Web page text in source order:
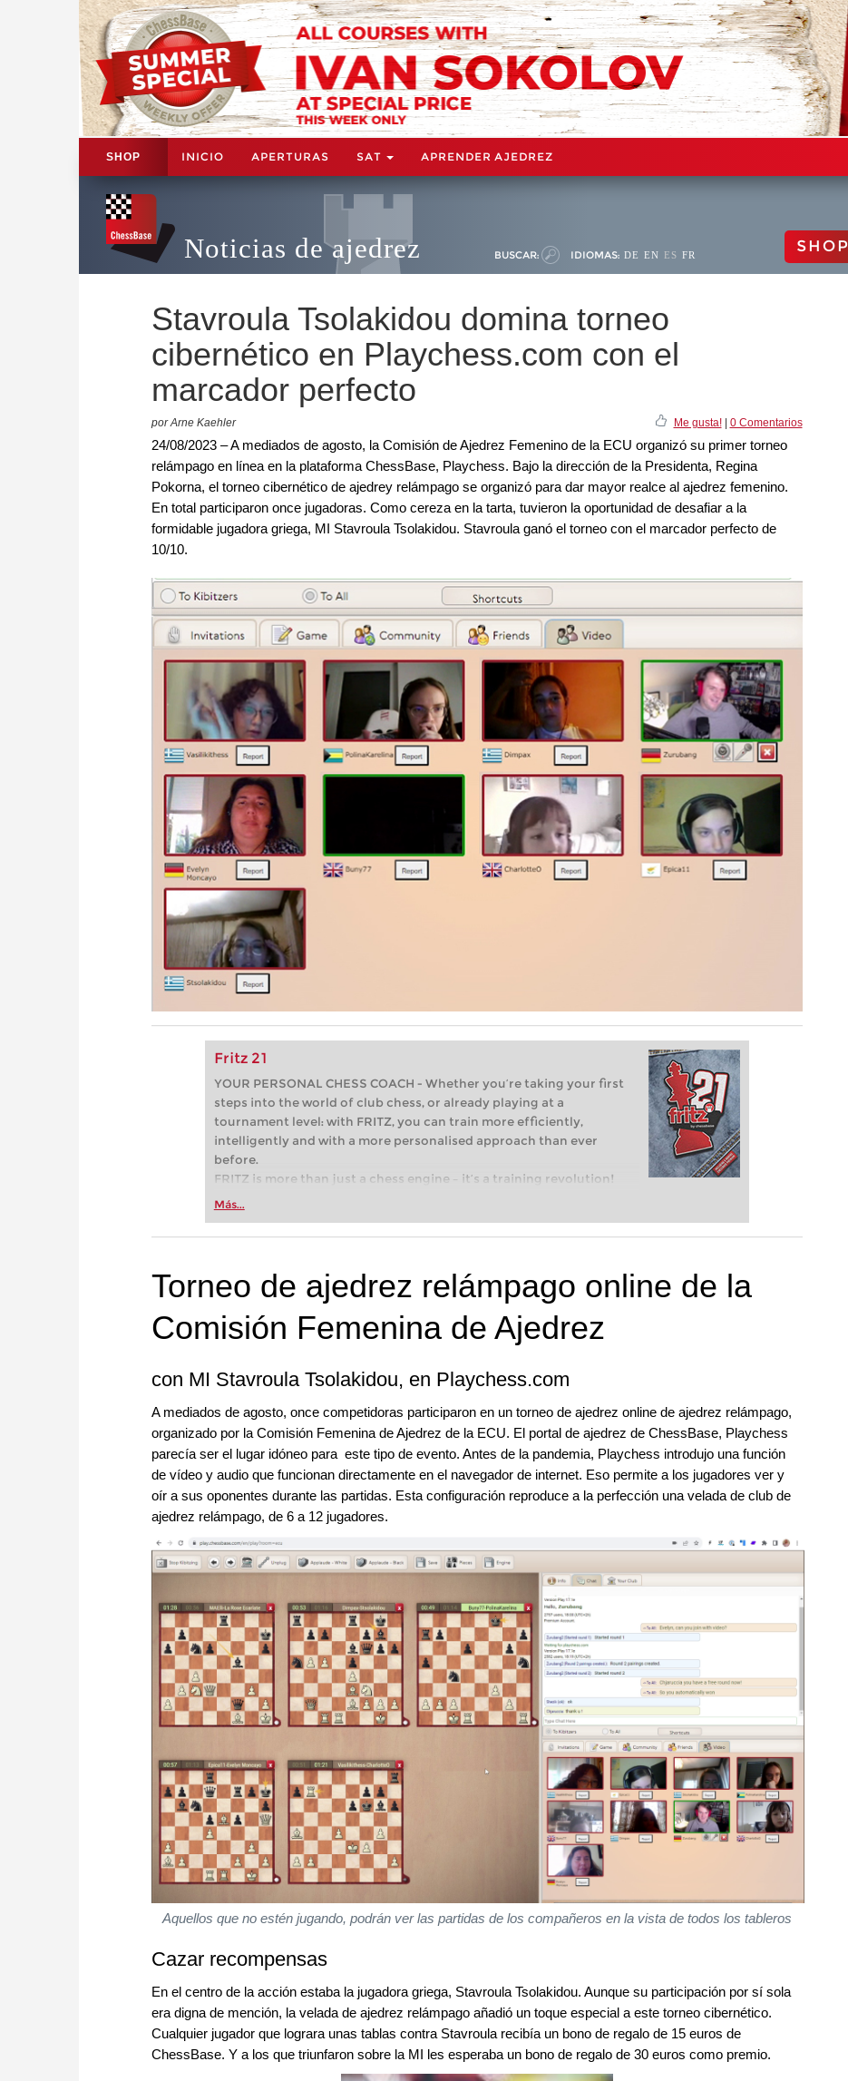
SHOP INICIO APERTURAS SAT APRENDER AJEDREZ
Noticias de ajedrez BUSCAR: IDIOMAS: DE EN ES FR SHOP
Stavroula Tsolakidou domina torneo
cibernético en Playchess.com con el
marcador perfecto
por Arne Kaehler Me gusta!| 0 Comentarios
24/08/2023 – A mediados de agosto, la Comisión de Ajedrez Femenino de la ECU organizó su primer torneo
relámpago en línea en la plataforma ChessBase, Playchess. Bajo la dirección de la Presidenta, Regina
Pokorna, el torneo cibernético de ajedrey relámpago se organizó para dar mayor realce al ajedrez femenino.
En total participaron once jugadoras. Como cereza en la tarta, tuvieron la oportunidad de desafiar a la
formidable jugadora griega, MI Stavroula Tsolakidou. Stavroula ganó el torneo con el marcador perfecto de
10/10.
Fritz 21
YOUR PERSONAL CHESS COACH - Whether you’re taking your first
steps into the world of club chess, or already playing at a
tournament level: with FRITZ, you can train more efficiently,
intelligently and with a more personalised approach than ever
before.
FRITZ is more than just a chess engine – it’s a training revolution!
Whether you’re taking your first steps into the world of club chess,
more efficiently, intelligently and with a more personalised
Más...
Torneo de ajedrez relámpago online de la
Comisión Femenina de Ajedrez
con MI Stavroula Tsolakidou, en Playchess.com
A mediados de agosto, once competidoras participaron en un torneo de ajedrez online de ajedrez relámpago,
organizado por la Comisión Femenina de Ajedrez de la ECU. El portal de ajedrez de ChessBase, Playchess
parecía ser el lugar idóneo para este tipo de evento. Antes de la pandemia, Playchess introdujo una función
de vídeo y audio que funcionan directamente en el navegador de internet. Eso permite a los jugadores ver y
oír a sus oponentes durante las partidas. Esta configuración reproduce a la perfección una velada de club de
ajedrez relámpago, de 6 a 12 jugadores.
Aquellos que no estén jugando, podrán ver las partidas de los compañeros en la vista de todos los tableros
Cazar recompensas
En el centro de la acción estaba la jugadora griega, Stavroula Tsolakidou. Aunque su participación por sí sola
era digna de mención, la velada de ajedrez relámpago añadió un toque especial a este torneo cibernético.
Cualquier jugador que lograra unas tablas contra Stavroula recibía un bono de regalo de 15 euros de
ChessBase. Y a los que triunfaron sobre la MI les esperaba un bono de regalo de 30 euros como premio.